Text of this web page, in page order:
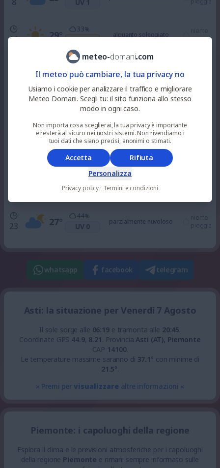
UV 1
10 29°
33%
UV 3
alquanto soleggiato
niente
pioggia
33° UV 6
alquanto soleggiato
0%
UV 7
soleggiato
37°
0%
UV 3
° %
UV 0
nuvoloso
23 27°
44%
UV 0
parzialmente nuvoloso
niente
pioggia
whatsapp facebook telegram
Asti: la situazione per Venerdì 7 Agosto
Il sole sorge alle 06:19e tramonta alle 20:45.
Coordinate GPS 44.9, 8.21. ProvinciaAsti (AT), Piemonte
CAP 14100.
Le temperature massime saranno di 37.1° con minime di
21.5°.
» Premi pervisualizzare altre informazioni «
Piemonte: i capoluoghi della regione
Esplora il clima e le previsioni atmosferiche per i capoluoghi
della regione Piemonte e rimani sempre informato sulle
meteo-domani.com
Il meteo può cambiare, la tua privacy no
Usiamo i cookie per analizzare il traffico e migliorare
Meteo Domani. Scegli tu: il sito funziona allo stesso
modo in ogni caso.
Non importa cosa sceglierai, la tua privacy è importante
e resterà al sicuro nei nostri sistemi. Non rivendiamo i
tuoi dati che siano precisi, anonimi o stimati.
Accetta
Rifiuta
Personalizza
Privacy policy · Termini e condizioni